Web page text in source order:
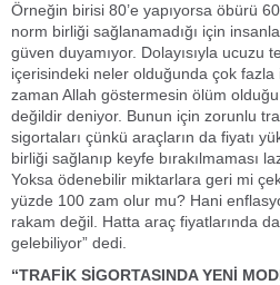
Örneğin birisi 80’e yapıyorsa öbürü
norm birliği sağlanamadığı için
güven duyamıyor. Dolayısıyla ucuzu
içerisindeki neler olduğunda çok
zaman Allah göstermesin ölüm
değildir deniyor. Bunun için zorunlu
sigortaları çünkü araçların da fiyatı
birliği sağlanıp keyfe bırakılmaması
Yoksa ödenebilir miktarlara geri mi
yüzde 100 zam olur mu? Hani
rakam değil. Hatta araç fiyatlarında
gelebiliyor” dedi.
“TRAFİK SİGORTASINDA YENİ